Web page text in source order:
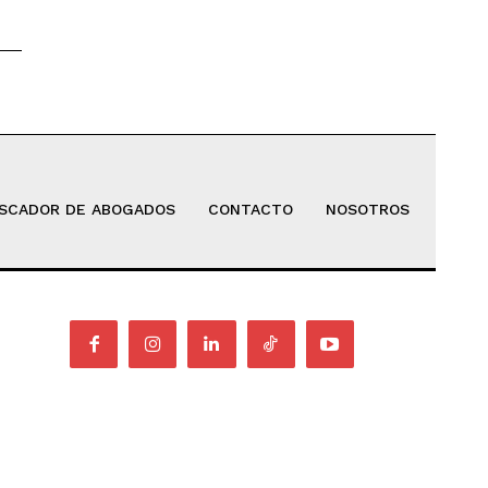
DE ABOGADOS CONTACTO NOSOTROS